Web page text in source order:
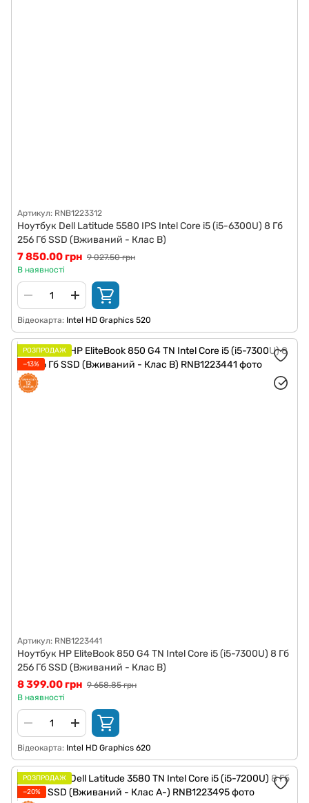
Артикул: RNB1223312
Ноутбук Dell Latitude 5580 IPS Intel Core i5 (i5-6300U) 8 Гб
256 Гб SSD (Вживаний - Клас B)
7 850.00 грн 9 027.50 грн
В наявності
Відеокарта Intel HD Graphics 520
РОЗПРОДАЖ
−13%
Артикул: RNB1223441
Ноутбук HP EliteBook 850 G4 TN Intel Core i5 (i5-7300U) 8 Гб
256 Гб SSD (Вживаний - Клас B)
8 399.00 грн 9 658.85 грн
В наявності
Відеокарта Intel HD Graphics 620
РОЗПРОДАЖ
−20%